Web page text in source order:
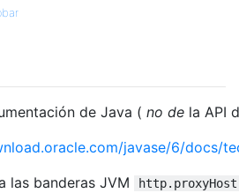
de Java ( no de la API
javase/6/docs/
las banderas JVM
http.proxyHost